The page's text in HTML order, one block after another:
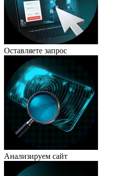
Оставляете запрос
Анализируем сайт